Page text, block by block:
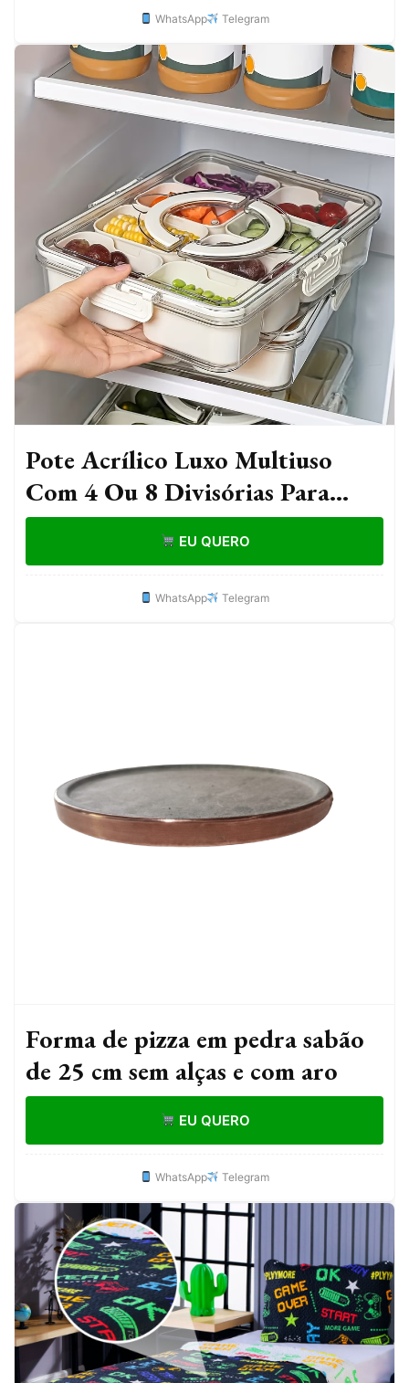
WhatsApp Telegram
Pote Acrílico Luxo Multiuso
Com 4 Ou 8 Divisórias Para
Frutas Legumes Carnes E Ovos
Transparente EU QUERO
WhatsApp Telegram
Forma de pizza em pedra sabão
de 25 cm sem alças e com aro
EU QUERO
WhatsApp Telegram